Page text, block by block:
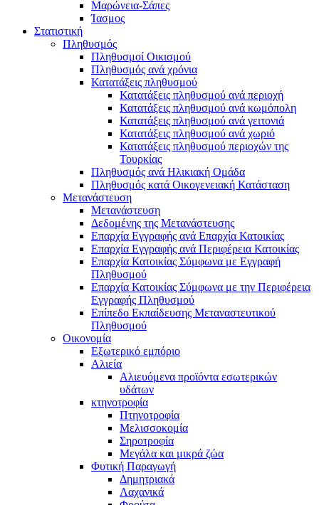
Μαρώνεια-Σάπες
Ίασμος
Στατιστική
Πληθυσμός
Πληθυσμοί Οικισμού
Πληθυσμός ανά χρόνια
Κατατάξεις πληθυσμού
Κατατάξεις πληθυσμού ανά περιοχή
Κατατάξεις πληθυσμού ανά κωμόπολη
Κατατάξεις πληθυσμού ανά γειτονιά
Κατατάξεις πληθυσμού ανά χωριό
Κατατάξεις πληθυσμού περιοχών της
Τουρκίας
Πληθυσμός ανά Ηλικιακή Ομάδα
Πληθυσμός κατά Οικογενειακή Κατάσταση
Μετανάστευση
Μετανάστευση
Δεδομένης της Μετανάστευσης
Επαρχία Εγγραφής ανά Επαρχία Κατοικίας
Επαρχία Εγγραφής ανά Περιφέρεια Κατοικίας
Επαρχία Κατοικίας Σύμφωνα με Εγγραφή
Πληθυσμού
Επαρχία Κατοικίας Σύμφωνα με την Περιφέρεια
Εγγραφής Πληθυσμού
Επίπεδο Εκπαίδευσης Μεταναστευτικού
Πληθυσμού
Οικονομία
Εξωτερικό εμπόριο
Αλιεία
Αλιευόμενα προϊόντα εσωτερικών
υδάτων
κτηνοτροφία
Πτηνοτροφία
Μελισσοκομία
Σηροτροφία
Μεγάλα και μικρά ζώα
Φυτική Παραγωγή
Δημητριακά
Λαχανικά